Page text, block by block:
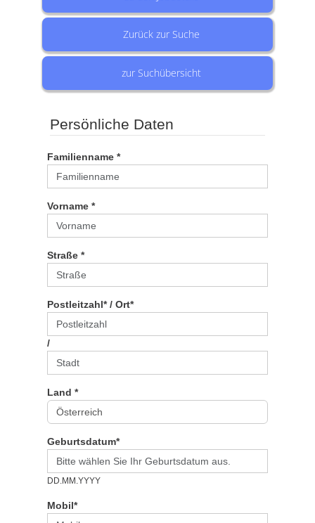
Zurück zur Suche
zur Suchübersicht
Persönliche Daten
Familienname *
Vorname *
Straße *
Postleitzahl* / Ort*
/
Land *
Geburtsdatum*
DD.MM.YYYY
Mobil*